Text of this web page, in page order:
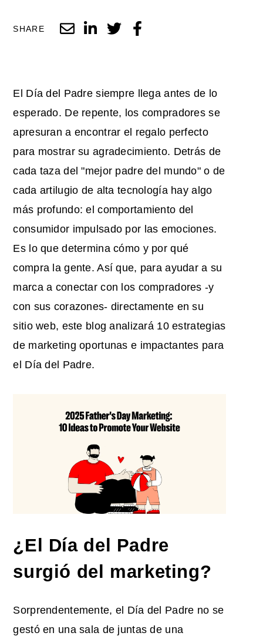
SHARE
El Día del Padre siempre llega antes de lo
esperado. De repente, los compradores se
apresuran a encontrar el regalo perfecto
para mostrar su agradecimiento. Detrás de
cada taza del "mejor padre del mundo" o de
cada artilugio de alta tecnología hay algo
más profundo: el comportamiento del
consumidor impulsado por las emociones.
Es lo que determina cómo y por qué
compra la gente. Así que, para ayudar a su
marca a conectar con los compradores -y
con sus corazones- directamente en su
sitio web, este blog analizará 10 estrategias
de marketing oportunas e impactantes para
el Día del Padre.
¿El Día del Padre
surgió del marketing?
Sorprendentemente, el Día del Padre no se
gestó en una sala de juntas de una